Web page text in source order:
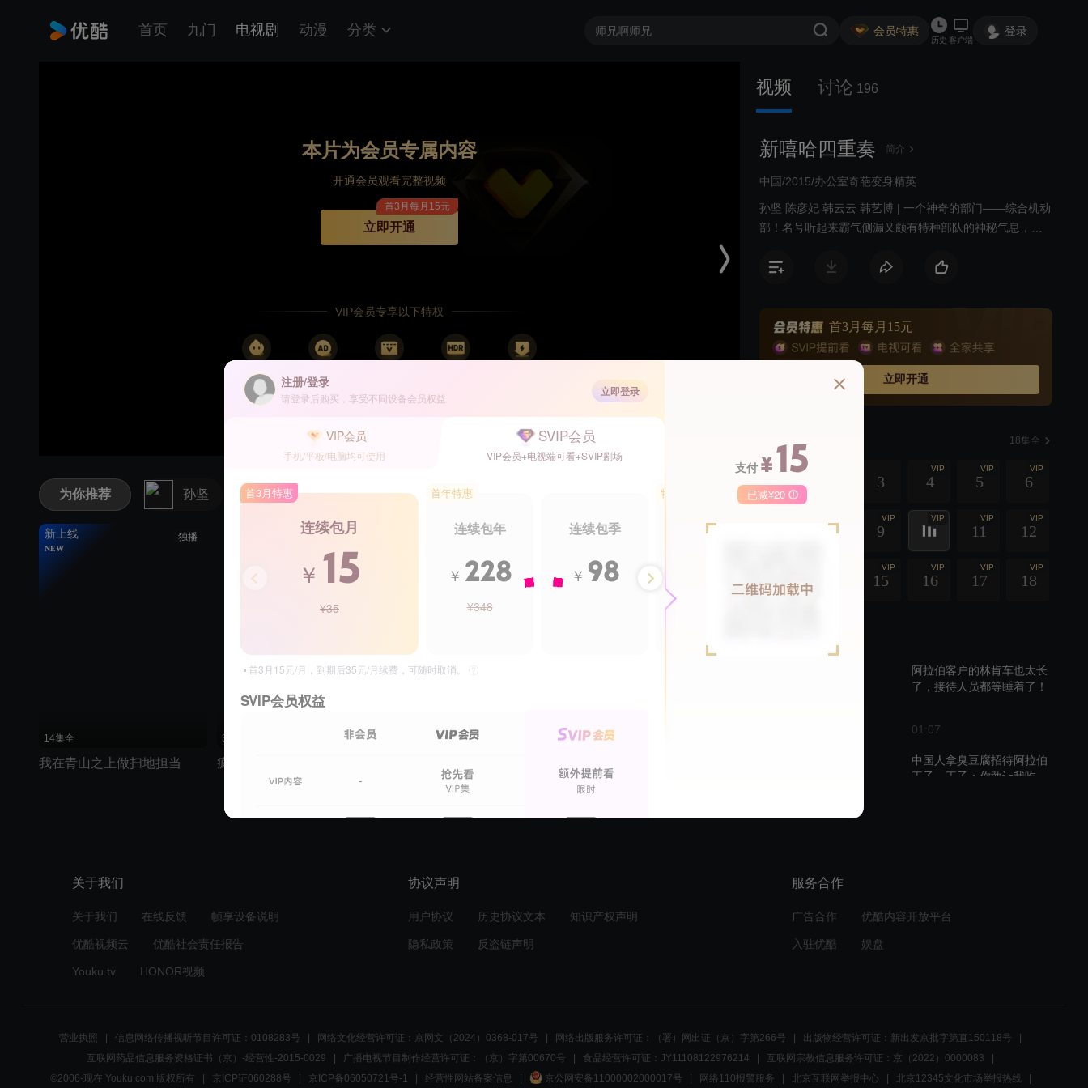
首页 九门 电视剧 动漫 分类 会员特惠
历史 客户端
登录
本片为会员专属内容
开通会员观看完整视频
立即开通
首3月每月15元
VIP会员专享以下特权
热剧抢先看
视频 讨论 196
新嘻哈四重奏 简介
中国/2015/办公室奇葩变身精英
孙坚 陈彦妃 韩云云 韩艺博 | 一个神奇的部门——综合机动
部！名号听起来霸气侧漏又颇有特种部队的神秘气息，实
件、更换厕纸、修锁送餐等非正常工作，打杂请上，顶锅
四个比神奇部门更神奇的奇葩！通过一张麻将欠条突然空
降、挟“禽兽男友”之名意外乱入的便宜经理——奔三边缘还
一事无成、却仍边逞强边自嘲勇往直前的自以为梦想家；
来历神秘、只因天台临建办公室可坐瞰自然清景而勇入综
副业、为考心理学博士自愿下放到清闲机动部的职场逃兵
昭君——为情所伤自觉看透世事、习惯毫不留情戳破真相
的外刚内柔大龄毒舌冷艳女；视职场如无物、逆来顺受安
于机动部现状的职场壁花二萌——天然呆自来萌、沉浸于
动漫世界、喜好制作各种无用途小发明的清秀痴情技术宅
男。 随着经理的强势乱入和小乔的“明珠暗投”，四个
都市芸芸众生里的小人物，四个人生中所谓的失败者，四
个人类中的奇葩……就这样混搭在了一起，天雷勾动地
龙套变王牌”的不靠谱梦想指挥下，撞出一曲初闻貌似不着
调但不听绝对后悔的精彩旋律……
首3月每月15元
立即开通
选集 18集全
1 3
VIP
4
VIP
5
VIP
6
8
VIP
9
VIP VIP
11
VIP
12
13
VIP
15
VIP
16
VIP
17
VIP
18
阿拉伯客户的林肯车也太长
了，接待人员都等睡着了！
01:07
中国人拿臭豆腐招待阿拉伯
王子，王子：你敢让我吃
02:09
想出选总监办法
为你推荐 孙坚 陈彦妃 韩云云
独播
新上线
NEW
14集全
我在青山之上做扫地担当
30集全
疯狂办公室
豆瓣
16集全
关于我们
关于我们 在线反馈 帧享设备说明
优酷视频云 优酷社会责任报告
Youku.tv HONOR视频
协议声明
用户协议 历史协议文本 知识产权声明
隐私政策 反盗链声明
服务合作
广告合作 优酷内容开放平台
入驻优酷 娱盘
营业执照 信息网络传播视听节目许可证：0108283号 网络文化经营许可证：京网文（2024）0368-017号 网络出版服务许可证：（署）网出证（京）字第266号
出版物经营许可证：新出发京批字第直150118号
互联网药品信息服务资格证书（京）-经营性-2015-0029
广播电视节目制作经营许可证：（京）字第00670号 食品经营许可证：JY11108122976214
互联网宗教信息服务许可证：京（2022）0000083
©2006-现在 Youku.com 版权所有
京ICP证060288号 京ICP备06050721号-1 经营性网站备案信息 京公网安备11000002000017号 网络110报警服务 北京互联网举报中心 北京12345文化市场举报热线
注册/登录
请登录后购买，享受不同设备会员权益 立即登录
VIP会员
手机/平板/电脑均可使用
SVIP会员
VIP会员+电视端可看+SVIP剧场
首3月特惠
连续包月
￥ 15
¥35
首年特惠
连续包年
￥ 228
¥348
连续包季
￥ 98
特惠5.5折
年卡 季卡 月卡
￥ 50
首3月15元/月，到期后35元/月续费，可随时取消。
SVIP会员权益
支付 ¥15
已减¥20